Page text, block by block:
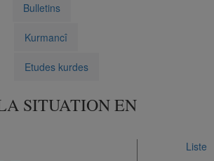
Bulletins
Kurmancî
Etudes kurdes
SITUATION EN
Liste